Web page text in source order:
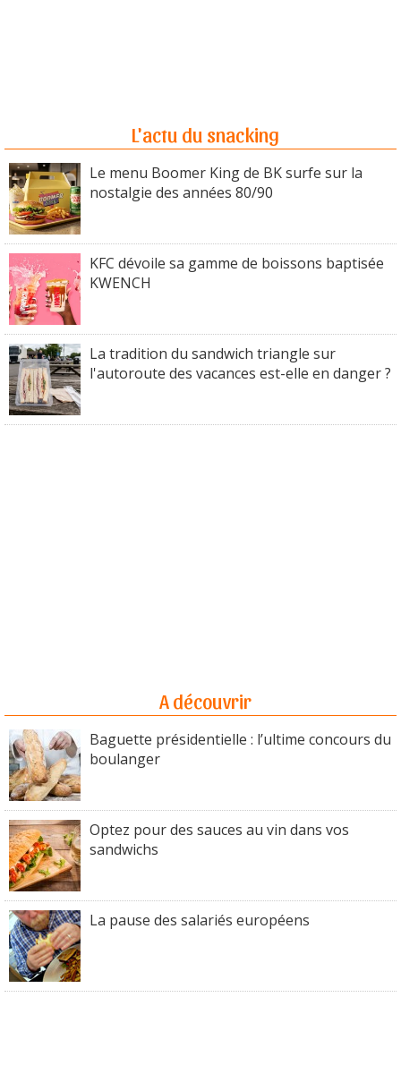
L'actu du snacking
Le menu Boomer King de BK surfe sur la
nostalgie des années 80/90
KFC dévoile sa gamme de boissons baptisée
KWENCH
La tradition du sandwich triangle sur
l'autoroute des vacances est-elle en danger ?
A découvrir
Baguette présidentielle : l’ultime concours du
boulanger
Optez pour des sauces au vin dans vos
sandwichs
La pause des salariés européens